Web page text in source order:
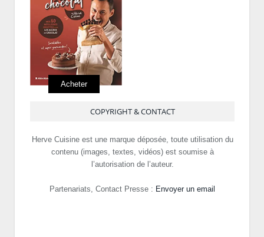
Acheter
COPYRIGHT & CONTACT
Herve Cuisine est une marque déposée, toute utilisation du
contenu (images, textes, vidéos) est soumise à
l’autorisation de l’auteur.
Partenariats, Contact Presse : Envoyer un email